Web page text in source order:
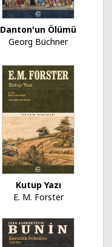
Danton'un Ölümü
Georg Büchner
Kutup Yazı
E. M. Forster